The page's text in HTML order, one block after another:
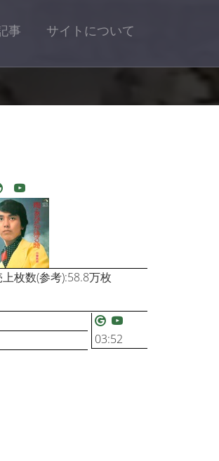
事 サイトについて
枚数(参考):58.8万枚
03:52